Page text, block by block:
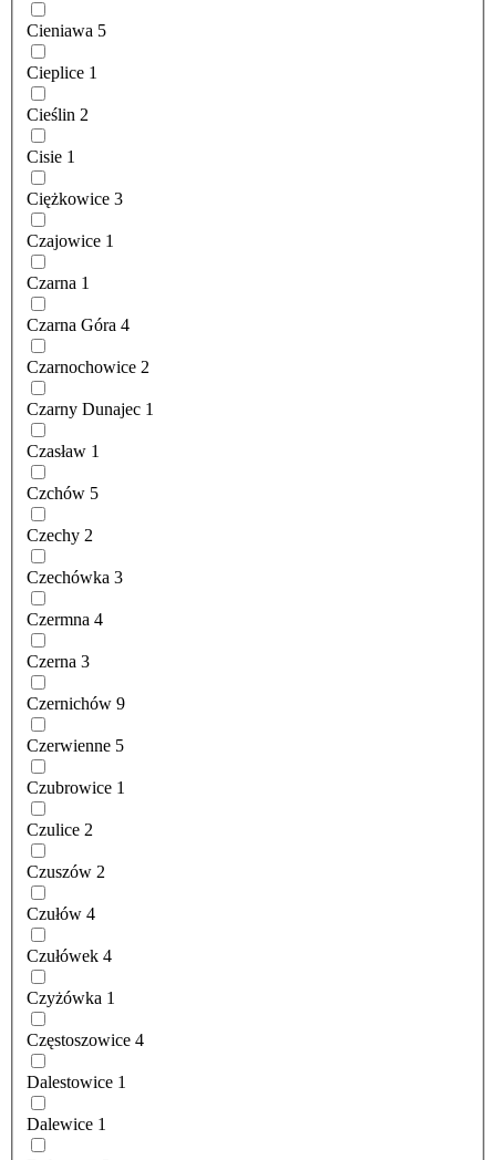
Cieniawa 5
Cieplice 1
Cieślin 2
Cisie 1
Ciężkowice 3
Czajowice 1
Czarna 1
Czarna Góra 4
Czarnochowice 2
Czarny Dunajec 1
Czasław 1
Czchów 5
Czechy 2
Czechówka 3
Czermna 4
Czerna 3
Czernichów 9
Czerwienne 5
Czubrowice 1
Czulice 2
Czuszów 2
Czułów 4
Czułówek 4
Czyżówka 1
Częstoszowice 4
Dalestowice 1
Dalewice 1